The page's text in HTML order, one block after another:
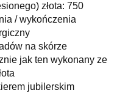
złota: 750
/ wykończenia
na skórze
jak ten wykonany ze
jubilerskim